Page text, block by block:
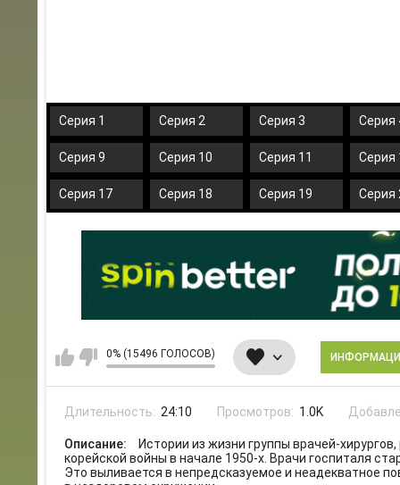
Серия 1 Серия 2 Серия 3 Серия
Серия 9 Серия 10 Серия 11 Серия
Серия 17 Серия 18 Серия 19 Серия
0% (15496 ГОЛОСОВ)
Длительность: 24:10 Просмотров: 1.0K
Описание:
Истории из жизни группы врачей-
корейской войны в начале 1950-х. Врачи госпиталя
Это выливается в непредсказуемое и неадекватное